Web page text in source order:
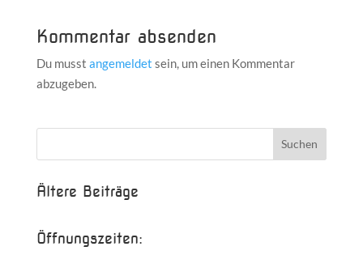
Kommentar absenden
Du musst angemeldet sein, um einen Kommentar
abzugeben.
Ältere Beiträge
Öffnungszeiten: